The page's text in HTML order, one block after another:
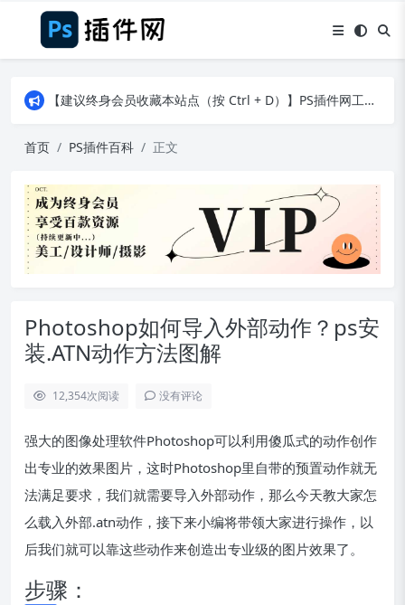
【建议终身会员收藏本站点（按 Ctrl + D）】PS插件网工作日8：30准时更新！（特殊原因除外）
【建议终身会员收藏本站点（按 Ctrl + D）】PS插件网工作日8：30准时更新！（特殊原因除外）
首页 PS插件百科 正文
Photoshop如何导入外部动作？ps安
装.ATN动作方法图解
12,354次阅读 没有评论
强大的图像处理软件Photoshop可以利用傻瓜式的动作创作
出专业的效果图片，这时Photoshop里自带的预置动作就无
法满足要求，我们就需要导入外部动作，那么今天教大家怎
么载入外部.atn动作，接下来小编将带领大家进行操作，以
后我们就可以靠这些动作来创造出专业级的图片效果了。
步骤：